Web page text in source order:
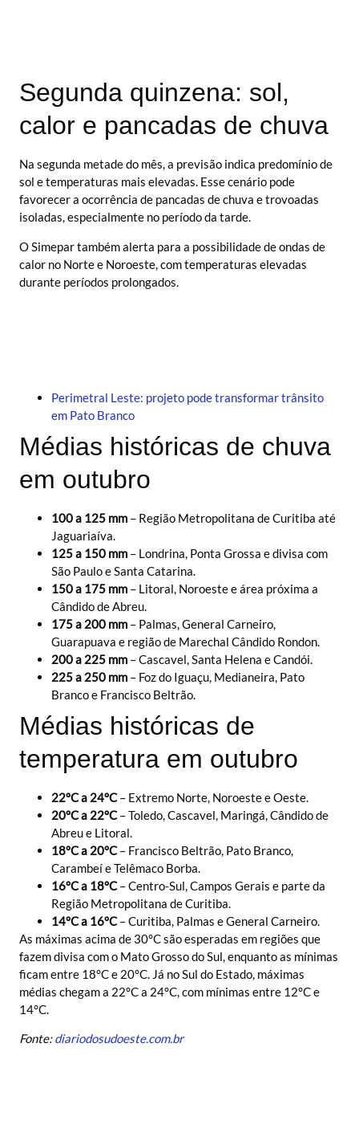
Segunda quinzena: sol,
calor e pancadas de chuva
Na segunda metade do mês, a previsão indica predomínio de
sol e temperaturas mais elevadas. Esse cenário pode
favorecer a ocorrência de pancadas de chuva e trovoadas
isoladas, especialmente no período da tarde.
O Simepar também alerta para a possibilidade de ondas de
calor no Norte e Noroeste, com temperaturas elevadas
durante períodos prolongados.
Perimetral Leste: projeto pode transformar trânsito
em Pato Branco
Médias históricas de chuva
em outubro
100 a 125 mm – Região Metropolitana de Curitiba até
Jaguariaíva.
125 a 150 mm – Londrina, Ponta Grossa e divisa com
São Paulo e Santa Catarina.
150 a 175 mm – Litoral, Noroeste e área próxima a
Cândido de Abreu.
175 a 200 mm – Palmas, General Carneiro,
Guarapuava e região de Marechal Cândido Rondon.
200 a 225 mm – Cascavel, Santa Helena e Candói.
225 a 250 mm – Foz do Iguaçu, Medianeira, Pato
Branco e Francisco Beltrão.
Médias históricas de
temperatura em outubro
22°C a 24°C– Extremo Norte, Noroeste e Oeste.
20°C a 22°C– Toledo, Cascavel, Maringá, Cândido de
Abreu e Litoral.
18°C a 20°C– Francisco Beltrão, Pato Branco,
Carambeí e Telêmaco Borba.
16°C a 18°C– Centro-Sul, Campos Gerais e parte da
Região Metropolitana de Curitiba.
14°C a 16°C– Curitiba, Palmas e General Carneiro.
As máximas acima de 30°C são esperadas em regiões que
fazem divisa com o Mato Grosso do Sul, enquanto as mínimas
ficam entre 18°C e 20°C. Já no Sul do Estado, máximas
médias chegam a 22°C a 24°C, com mínimas entre 12°C e
14°C.
Fonte:diariodosudoeste.com.br